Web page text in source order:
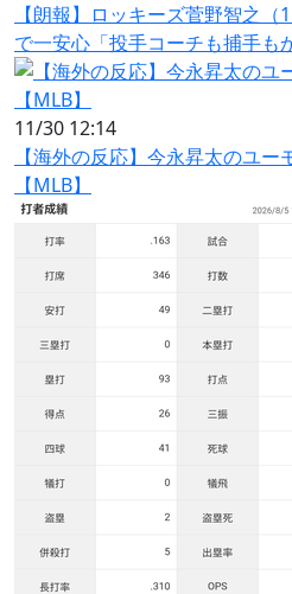
【朗報】ロッキーズ菅野智之
で一安心「投手コーチも捕手も
11/30 12:14
【海外の反応】今永昇太のユ
【MLB】